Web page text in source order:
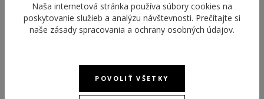
Naša internetová stránka používa súbory cookies na
poskytovanie služieb a analýzu návštevnosti. Prečítajte si
naše zásady spracovania a ochrany osobných údajov.
POVOLIŤ VŠETKY